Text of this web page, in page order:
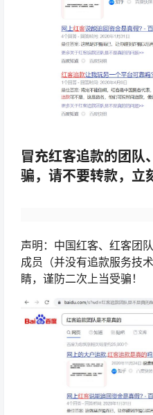
冒充红客追款的团队
骗，请不要转款，立
声明：中国红客、红客团
成员（并没有追款服务技
睛，谨防二次上当受骗！